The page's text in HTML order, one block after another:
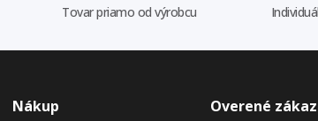
Tovar priamo od výrobcu
Nákup Overené